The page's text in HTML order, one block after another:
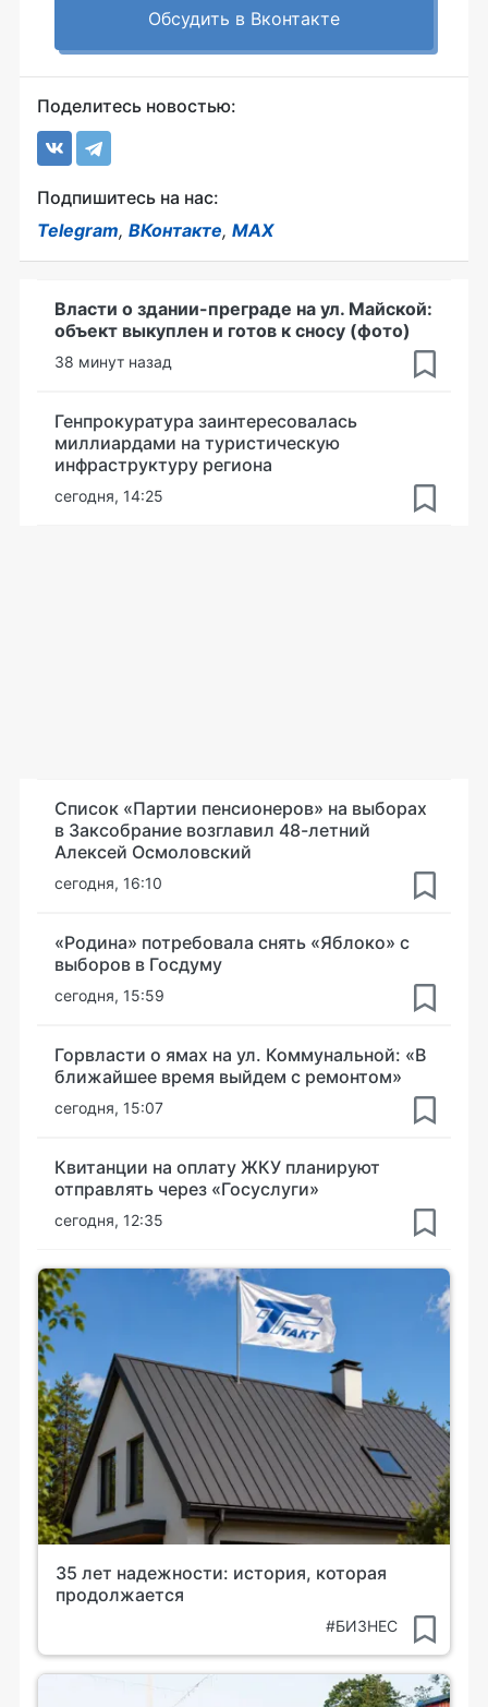
Обсудить в Вконтакте
Поделитесь новостью:
Подпишитесь на нас:
Telegram, ВКонтакте, MAX
Власти о здании-преграде на ул. Майской:
объект выкуплен и готов к сносу (фото)
38 минут назад
Генпрокуратура заинтересовалась
миллиардами на туристическую
инфраструктуру региона
сегодня, 14:25
Список «Партии пенсионеров» на выборах
в Заксобрание возглавил 48-летний
Алексей Осмоловский
сегодня, 16:10
«Родина» потребовала снять «Яблоко» с
выборов в Госдуму
сегодня, 15:59
Горвласти о ямах на ул. Коммунальной: «В
ближайшее время выйдем с ремонтом»
сегодня, 15:07
Квитанции на оплату ЖКУ планируют
отправлять через «Госуслуги»
сегодня, 12:35
35 лет надежности: история, которая
продолжается
#БИЗНЕС